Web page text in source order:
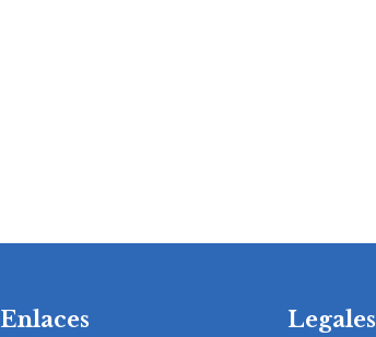
Enlaces Legales